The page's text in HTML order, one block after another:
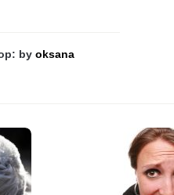
by oksana